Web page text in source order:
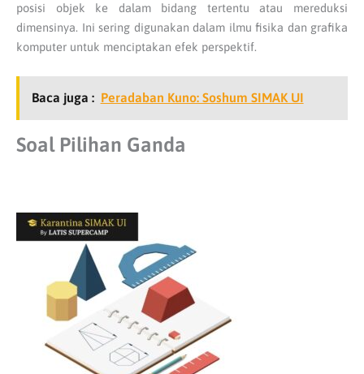
posisi objek ke dalam bidang tertentu atau mereduksi
dimensinya. Ini sering digunakan dalam ilmu fisika dan grafika
komputer untuk menciptakan efek perspektif.
Baca juga : Peradaban Kuno: Soshum SIMAK UI
Soal Pilihan Ganda